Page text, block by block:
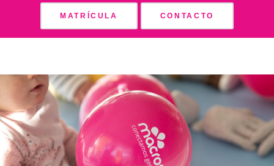
MATRÍCULA CONTACTO